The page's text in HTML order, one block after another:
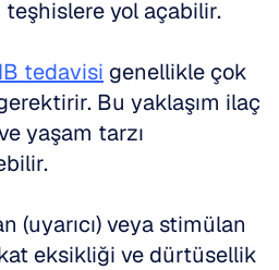
yol açabilir.
tedavisi genellikle çok
Bu yaklaşım ilaç
yaşam tarzı
(uyarıcı) veya stimülan
eksikliği ve dürtüsellik